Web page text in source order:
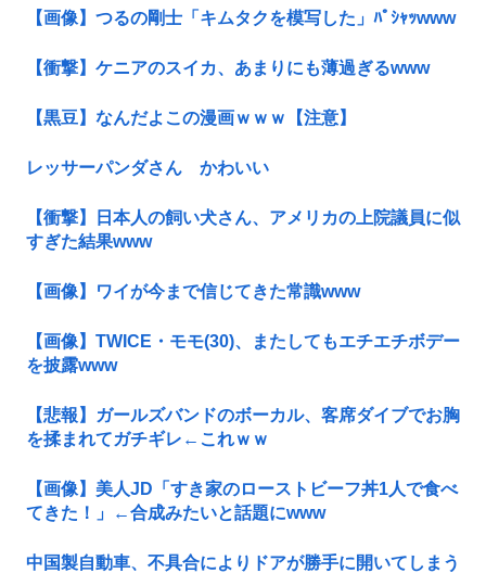
【画像】つるの剛士「キムタクを模写した」ﾊﾟｼｬｯwww
【衝撃】ケニアのスイカ、あまりにも薄過ぎるwww
【黒豆】なんだよこの漫画ｗｗｗ【注意】
レッサーパンダさん かわいい
【衝撃】日本人の飼い犬さん、アメリカの上院議員に似
すぎた結果www
【画像】ワイが今まで信じてきた常識www
【画像】TWICE・モモ(30)、またしてもエチエチボデー
を披露www
【悲報】ガールズバンドのボーカル、客席ダイブでお胸
を揉まれてガチギレ←これｗｗ
【画像】美人JD「すき家のローストビーフ丼1人で食べ
てきた！」←合成みたいと話題にwww
中国製自動車、不具合によりドアが勝手に開いてしまう